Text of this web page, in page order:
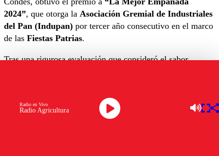
2024”, que otorga la Asociación Gremial de Industriales
del Pan (Indupan) por tercer año consecutivo en el marco
de las Fiestas Patrias.
Tras una rigurosa evaluación que consideró el sabor,
como el vencedor indiscutido de
esta edición.
Radio Agricultura
Radio en Vivo